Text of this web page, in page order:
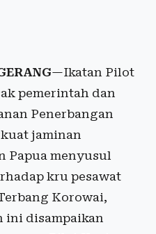
—Ikatan Pilot
pemerintah dan
Penerbangan
jaminan
Papua menyusul
kru pesawat
Korowai,
ini disampaikan